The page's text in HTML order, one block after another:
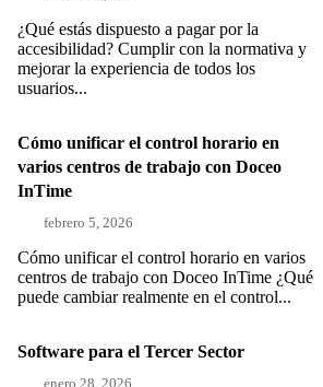
¿Qué estás dispuesto a pagar por la
accesibilidad? Cumplir con la normativa y
mejorar la experiencia de todos los
usuarios...
Cómo unificar el control horario en
varios centros de trabajo con Doceo
InTime
febrero 5, 2026
Cómo unificar el control horario en varios
centros de trabajo con Doceo InTime ¿Qué
puede cambiar realmente en el control...
Software para el Tercer Sector
enero 28, 2026